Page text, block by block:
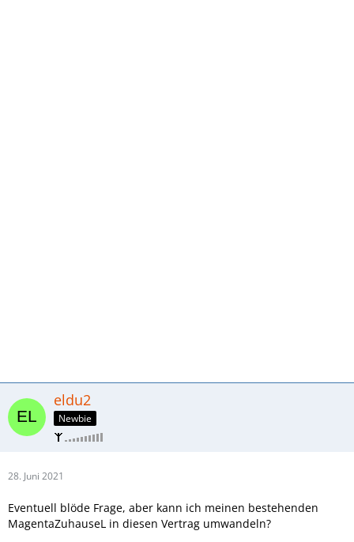
eldu2
Newbie
28. Juni 2021
Eventuell blöde Frage, aber kann ich meinen bestehenden
MagentaZuhauseL in diesen Vertrag umwandeln?